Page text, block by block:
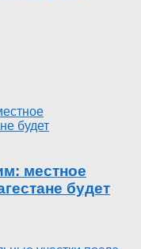
местное
будет